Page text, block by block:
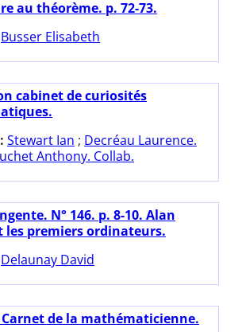
au théorème. p. 72-73.
Busser Elisabeth
cabinet de curiosités
Stewart Ian ; Decréau Laurence.
Anthony. Collab.
N° 146. p. 8-10. Alan
les premiers ordinateurs.
Delaunay David
Carnet de la mathématicienne.